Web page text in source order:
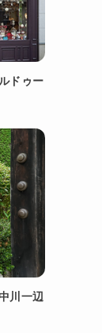
ドゥー
川一辺